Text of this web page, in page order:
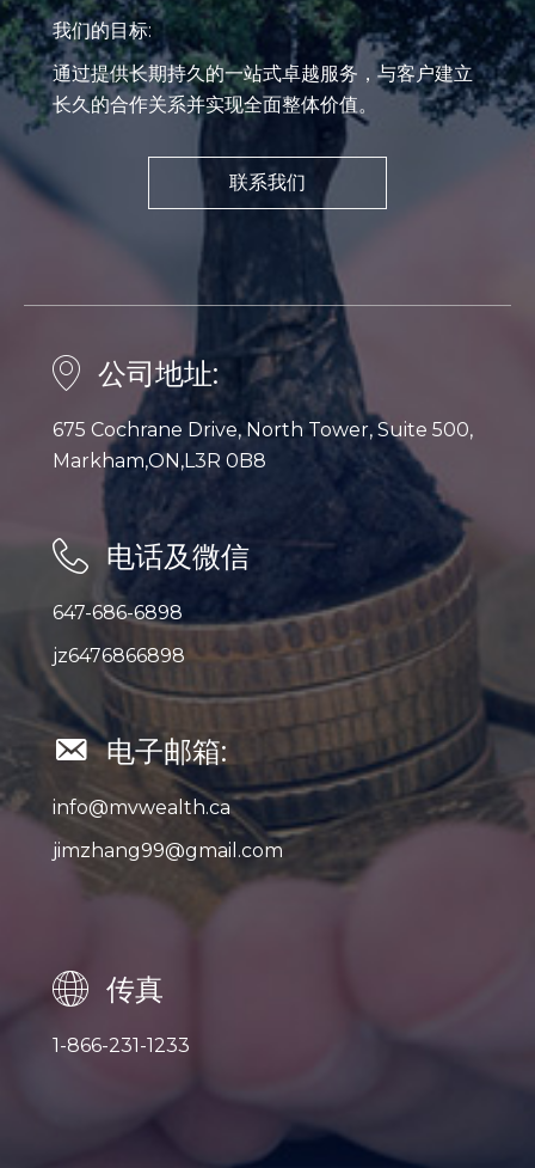
我们的目标:
通过提供长期持久的一站式卓越服务，与客户建立
长久的合作关系并实现全面整体价值。
联系我们
公司地址:
675 Cochrane Drive, North Tower, Suite 500,
Markham,ON,L3R 0B8
电话及微信
647-686-6898
jz6476866898
电子邮箱:
info@mvwealth.ca
jimzhang99@gmail.com
传真
1-866-231-1233